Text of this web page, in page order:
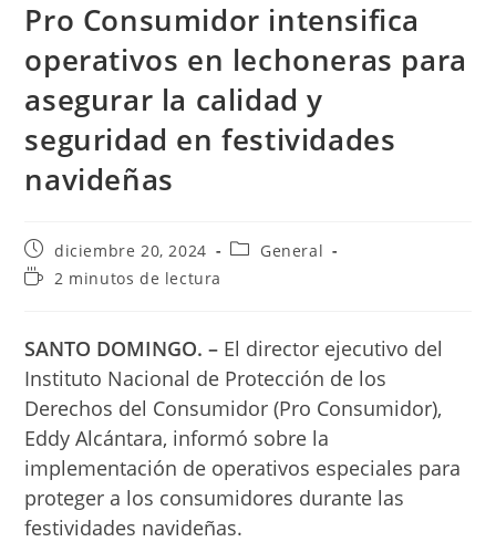
Pro Consumidor intensifica
operativos en lechoneras para
asegurar la calidad y
seguridad en festividades
navideñas
Publicación
de
la
diciembre 20, 2024
Categoría
General
Tiempo2 minutos de lectura
SANTO DOMINGO. – El director ejecutivo del
Instituto Nacional de Protección de los
Derechos del Consumidor (Pro Consumidor),
Eddy Alcántara, informó sobre la
implementación de operativos especiales para
proteger a los consumidores durante las
festividades navideñas.